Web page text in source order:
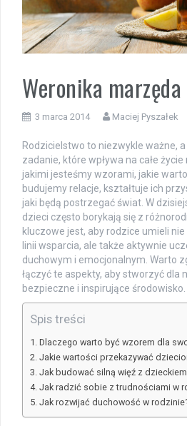
Weronika
3 marca 2014 Maciej Pyszałek
Rodzicielstwo to niezwykle ważne,
zadanie, które wpływa na całe
jakimi jesteśmy wzorami, jakie
budujemy relacje, kształtuje ich
jaki będą postrzegać świat. W
dzieci często borykają się z
kluczowe jest, aby rodzice umieli
linii wsparcia, ale także aktywnie
duchowym i emocjonalnym. Warto
łączyć te aspekty, aby stworzyć dla
bezpieczne i inspirujące środowisko.
Spis treści
Dlaczego warto być wzorem dla
Jakie wartości przekazywać
Jak budować silną więź z
Jak radzić sobie z trudnościami w
Jak rozwijać duchowość w